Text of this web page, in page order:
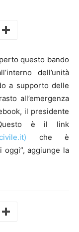
questo bando
dell’unità
a supporto delle
all’emergenza
il presidente
è il link
che è
aggiunge la